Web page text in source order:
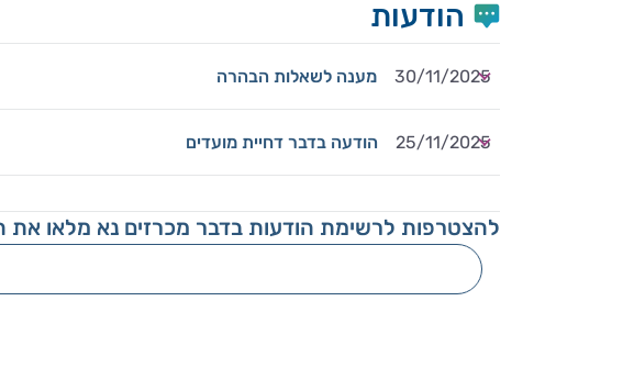
הודעות
30/11/2025 מענה לשאלות הבהרה
25/11/2025 הודעה בדבר דחיית מועדים
להצטרפות לרשימת הודעות בדבר מכרזים נא מלאו את